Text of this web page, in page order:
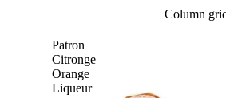
Column
Patron
Citronge
Orange
Liqueur